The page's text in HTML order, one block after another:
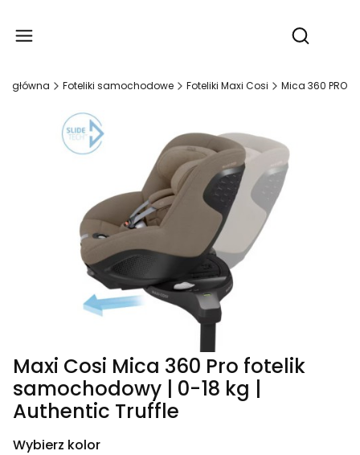
Otwórz
główna Foteliki samochodowe Foteliki Maxi Cosi Mica 360 PRO
Maxi Cosi Mica 360 Pro fotelik
samochodowy | 0-18 kg |
Authentic Truffle
Wybierz kolor